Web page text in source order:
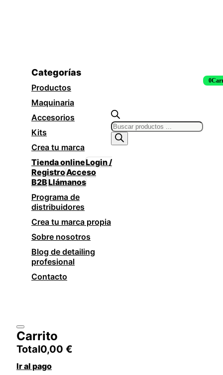
Categorías
Productos
Maquinaria
Accesorios
Kits
Crea tu marca
Tienda onlineLogin /
RegistroAcceso
B2BLlámanos
Programa de
distribuidores
Crea tu marca propia
Sobre nosotros
Blog de detailing
profesional
Contacto
Búsqueda
de
productos
0
Carrito
Total0,00 €
Ir al pago